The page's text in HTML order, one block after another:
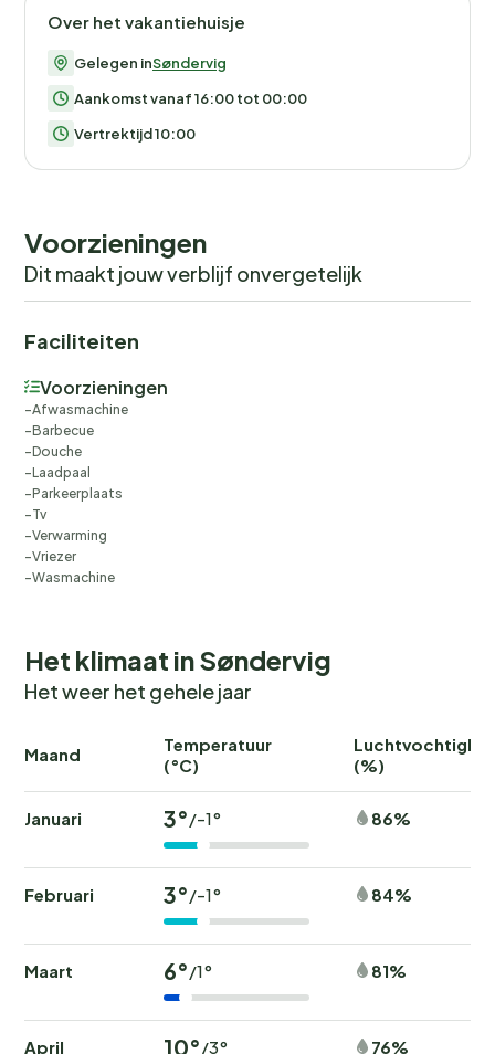
Over het vakantiehuisje
Gelegen inSøndervig
Aankomst vanaf 16:00 tot 00:00
Vertrektijd 10:00
Voorzieningen
Dit maakt jouw verblijf onvergetelijk
Faciliteiten
Voorzieningen
Afwasmachine
Barbecue
Douche
Laadpaal
Parkeerplaats
Tv
Verwarming
Vriezer
Wasmachine
Het klimaat in Søndervig
Het weer het gehele jaar
Maand
Temperatuur
(°C)
(%)
Januari 3°/-1° 86%
Februari 3°/-1° 84%
Maart 6°/1° 81%
April 10°/3° 76%